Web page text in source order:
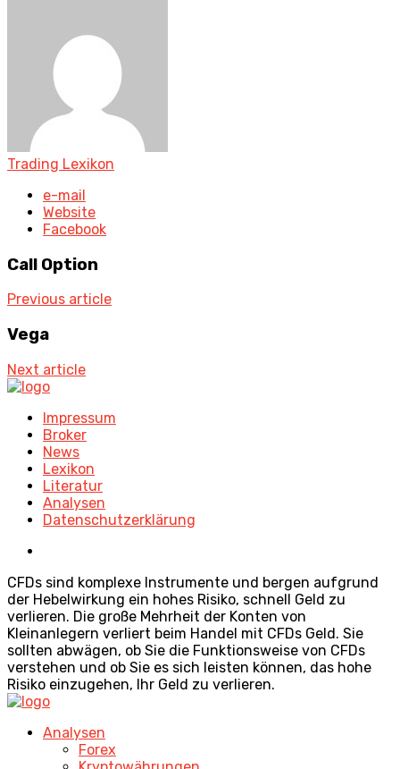
Trading Lexikon
e-mail
Website
Facebook
Call Option
Previous article
Vega
Next article
Impressum
Broker
News
Lexikon
Literatur
Analysen
Datenschutzerklärung
CFDs sind komplexe Instrumente und bergen aufgrund
der Hebelwirkung ein hohes Risiko, schnell Geld zu
verlieren. Die große Mehrheit der Konten von
Kleinanlegern verliert beim Handel mit CFDs Geld. Sie
sollten abwägen, ob Sie die Funktionsweise von CFDs
verstehen und ob Sie es sich leisten können, das hohe
Risiko einzugehen, Ihr Geld zu verlieren.
Analysen
Forex